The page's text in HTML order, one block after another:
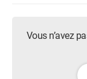
Vous n’avez